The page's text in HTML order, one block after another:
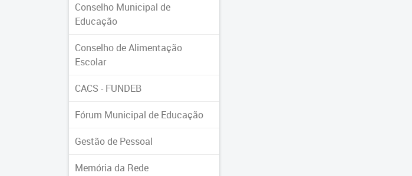
Conselho Municipal de
Educação
Conselho de Alimentação
Escolar
CACS - FUNDEB
Fórum Municipal de Educação
Gestão de Pessoal
Memória da Rede